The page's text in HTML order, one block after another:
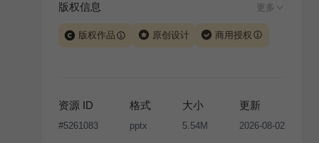
版权信息 更多
版权作品 原创设计 商用授权
版权声明
条款，禁止任何形式的转让、出售或出租，未
经投权许可任何人不得擅自转载和分发，否则将接照我
资源 ID
#5261083
格式
pptx
大小
5.54M
更新
2026-08-02